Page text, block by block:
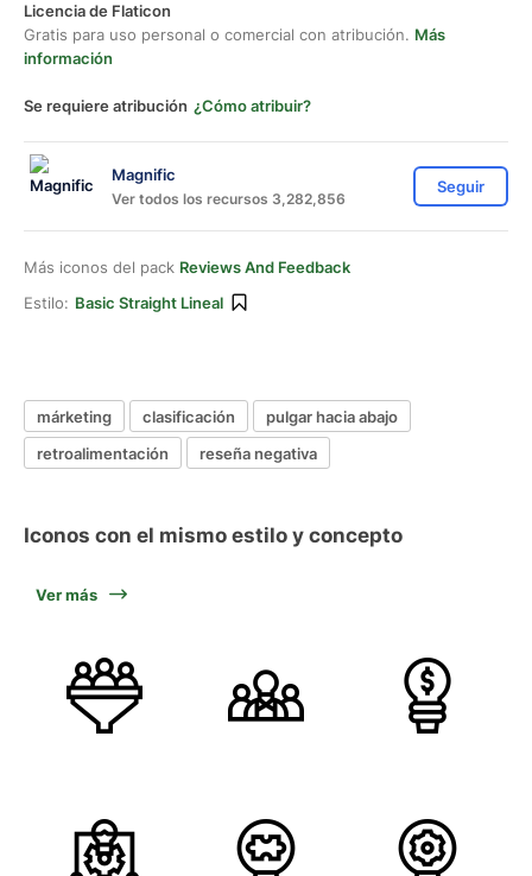
Licencia de Flaticon
Gratis para uso personal o comercial con atribución. Más
información
Se requiere atribución ¿Cómo atribuir?
Magnific
Ver todos los recursos 3,282,856
Seguir
Más iconos del pack Reviews And Feedback
Estilo: Basic Straight Lineal
márketing clasificación
pulgar hacia abajo
retroalimentación
reseña negativa
Iconos con el mismo estilo y concepto
Ver más